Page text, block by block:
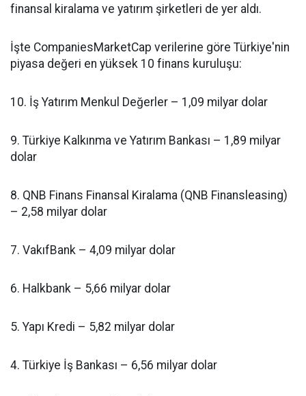
finansal kiralama ve yatırım şirketleri de yer aldı.
İşte CompaniesMarketCap verilerine göre Türkiye'nin
piyasa değeri en yüksek 10 finans kuruluşu:
10. İş Yatırım Menkul Değerler – 1,09 milyar dolar
9. Türkiye Kalkınma ve Yatırım Bankası – 1,89 milyar
dolar
8. QNB Finans Finansal Kiralama (QNB Finansleasing)
– 2,58 milyar dolar
7. VakıfBank – 4,09 milyar dolar
6. Halkbank – 5,66 milyar dolar
5. Yapı Kredi – 5,82 milyar dolar
4. Türkiye İş Bankası – 6,56 milyar dolar